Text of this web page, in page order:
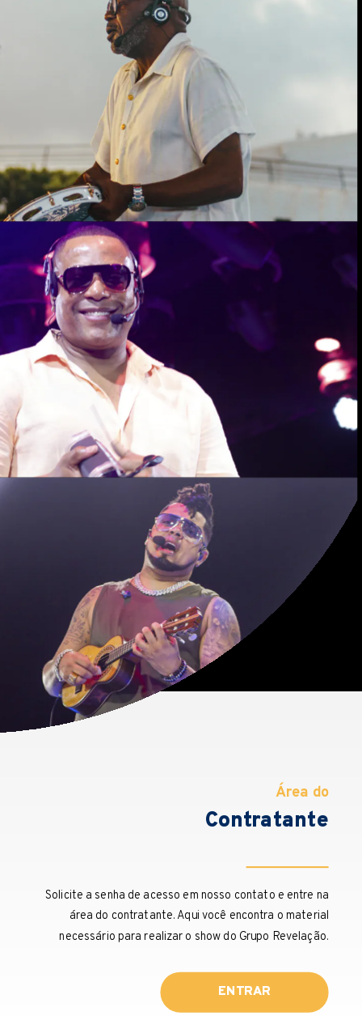
Área do
Contratante
Solicite a senha de acesso em nosso contato e entre na
área do contratante. Aqui você encontra o material
necessário para realizar o show do Grupo Revelação.
ENTRAR